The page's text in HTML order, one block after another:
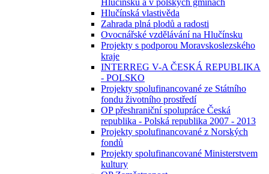
Hlučínsku a v polských gminách
Hlučínská vlastivěda
Zahrada plná plodů a radosti
Ovocnářské vzdělávání na Hlučínsku
Projekty s podporou Moravskoslezského
kraje
INTERREG V-A ČESKÁ REPUBLIKA
- POLSKO
Projekty spolufinancované ze Státního
fondu životního prostředí
OP přeshraniční spolupráce Česká
republika - Polská republika 2007 - 2013
Projekty spolufinancované z Norských
fondů
Projekty spolufinancované Ministerstvem
kultury